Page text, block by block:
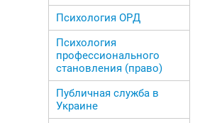
Психология ОРД
Психология
профессионального
становления (право)
Публичная служба в
Украине